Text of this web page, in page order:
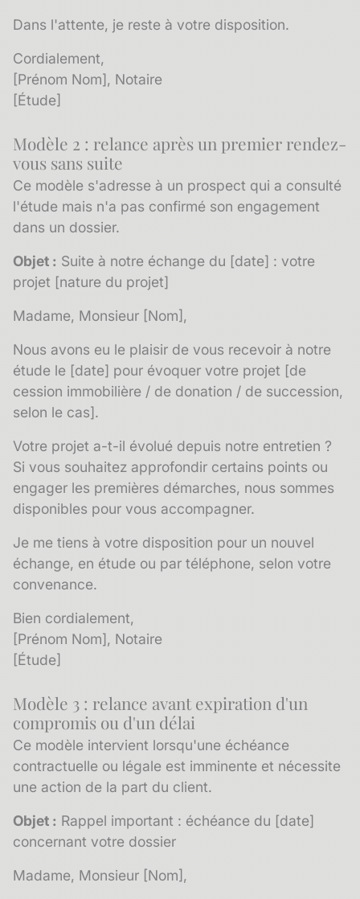
Dans l'attente, je reste à votre disposition.
Cordialement,
[Prénom Nom], Notaire
[Étude]
Modèle 2 : relance après un premier rendez-
vous sans suite
Ce modèle s'adresse à un prospect qui a consulté
l'étude mais n'a pas confirmé son engagement
dans un dossier.
Objet : Suite à notre échange du [date] : votre
projet [nature du projet]
Madame, Monsieur [Nom],
Nous avons eu le plaisir de vous recevoir à notre
étude le [date] pour évoquer votre projet [de
cession immobilière / de donation / de succession,
selon le cas].
Votre projet a-t-il évolué depuis notre entretien ?
Si vous souhaitez approfondir certains points ou
engager les premières démarches, nous sommes
disponibles pour vous accompagner.
Je me tiens à votre disposition pour un nouvel
échange, en étude ou par téléphone, selon votre
convenance.
Bien cordialement,
[Prénom Nom], Notaire
[Étude]
Modèle 3 : relance avant expiration d'un
compromis ou d'un délai
Ce modèle intervient lorsqu'une échéance
contractuelle ou légale est imminente et nécessite
une action de la part du client.
Objet : Rappel important : échéance du [date]
concernant votre dossier
Madame, Monsieur [Nom],